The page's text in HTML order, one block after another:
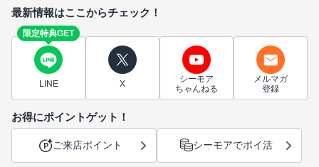
最新情報はここからチェック！
限定特典GET
LINE X
シーモア
ちゃんねる
メルマガ
登録
お得にポイントゲット！
ご来店ポイント シーモアでポイ活